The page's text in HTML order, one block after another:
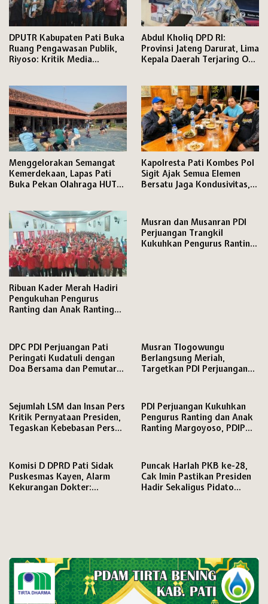
DPUTR Kabupaten Pati Buka
Ruang Pengawasan Publik,
Riyoso: Kritik Media
Abdul Kholiq DPD RI:
Provinsi Jateng Darurat, Lima
Kepala Daerah Terjaring OTT
Menggelorakan Semangat
Kemerdekaan, Lapas Pati
Buka Pekan Olahraga HUT
Perlombaan
Kapolresta Pati Kombes Pol
Sigit Ajak Semua Elemen
Bersatu Jaga Kondusivitas,
Ribuan Kader Merah Hadiri
Pengukuhan Pengurus
Ranting dan Anak Ranting
Musran dan Musanran PDI
Perjuangan Trangkil
Kukuhkan Pengurus Ranting
DPC PDI Perjuangan Pati
Peringati Kudatuli dengan
Doa Bersama dan Pemutaran
Musran Tlogowungu
Berlangsung Meriah,
Targetkan PDI Perjuangan
Sejumlah LSM dan Insan Pers
Kritik Pernyataan Presiden,
Tegaskan Kebebasan Pers
PDI Perjuangan Kukuhkan
Pengurus Ranting dan Anak
Ranting Margoyoso, PDIP
Komisi D DPRD Pati Sidak
Puskesmas Kayen, Alarm
Kekurangan Dokter:
Puncak Harlah PKB ke-28,
Cak Imin Pastikan Presiden
Hadir Sekaligus Pidato